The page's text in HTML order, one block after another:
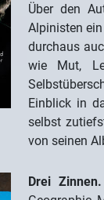
Über den
Alpinisten
durchaus
wie Mut,
Einblick in
selbst
von seinen
Drei Zinnen.